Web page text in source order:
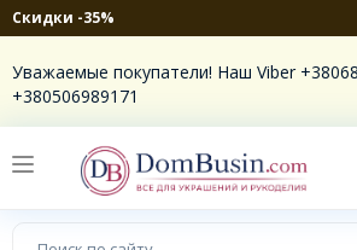
Скидки -35%
Уважаемые покупатели! Наш Viber
+380506989171